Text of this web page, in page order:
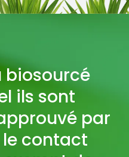
biosourcé
ils sont
par
le contact